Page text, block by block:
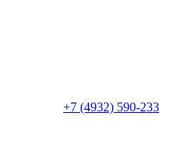
+7 (4932) 590-233